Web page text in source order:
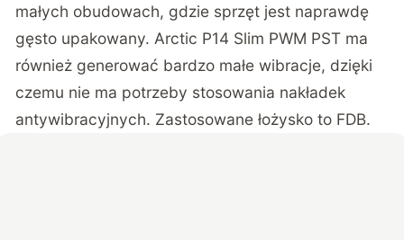
małych obudowach, gdzie sprzęt jest naprawdę
gęsto upakowany. Arctic P14 Slim PWM PST ma
również generować bardzo małe wibracje, dzięki
czemu nie ma potrzeby stosowania nakładek
antywibracyjnych. Zastosowane łożysko to FDB.